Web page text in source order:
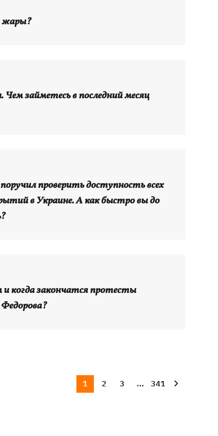
жары?
Чем займетесь в последний месяц
проверить доступность всех
в Украине. А как быстро вы до
когда закончатся протесты
1 2 3 ... 341